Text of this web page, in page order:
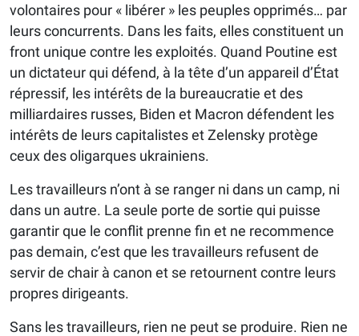
volontaires pour « libérer » les peuples opprimés… par
leurs concurrents. Dans les faits, elles constituent un
front unique contre les exploités. Quand Poutine est
un dictateur qui défend, à la tête d’un appareil d’État
répressif, les intérêts de la bureaucratie et des
milliardaires russes, Biden et Macron défendent les
intérêts de leurs capitalistes et Zelensky protège
ceux des oligarques ukrainiens.
Les travailleurs n’ont à se ranger ni dans un camp, ni
dans un autre. La seule porte de sortie qui puisse
garantir que le conflit prenne fin et ne recommence
pas demain, c’est que les travailleurs refusent de
servir de chair à canon et se retournent contre leurs
propres dirigeants.
Sans les travailleurs, rien ne peut se produire. Rien ne